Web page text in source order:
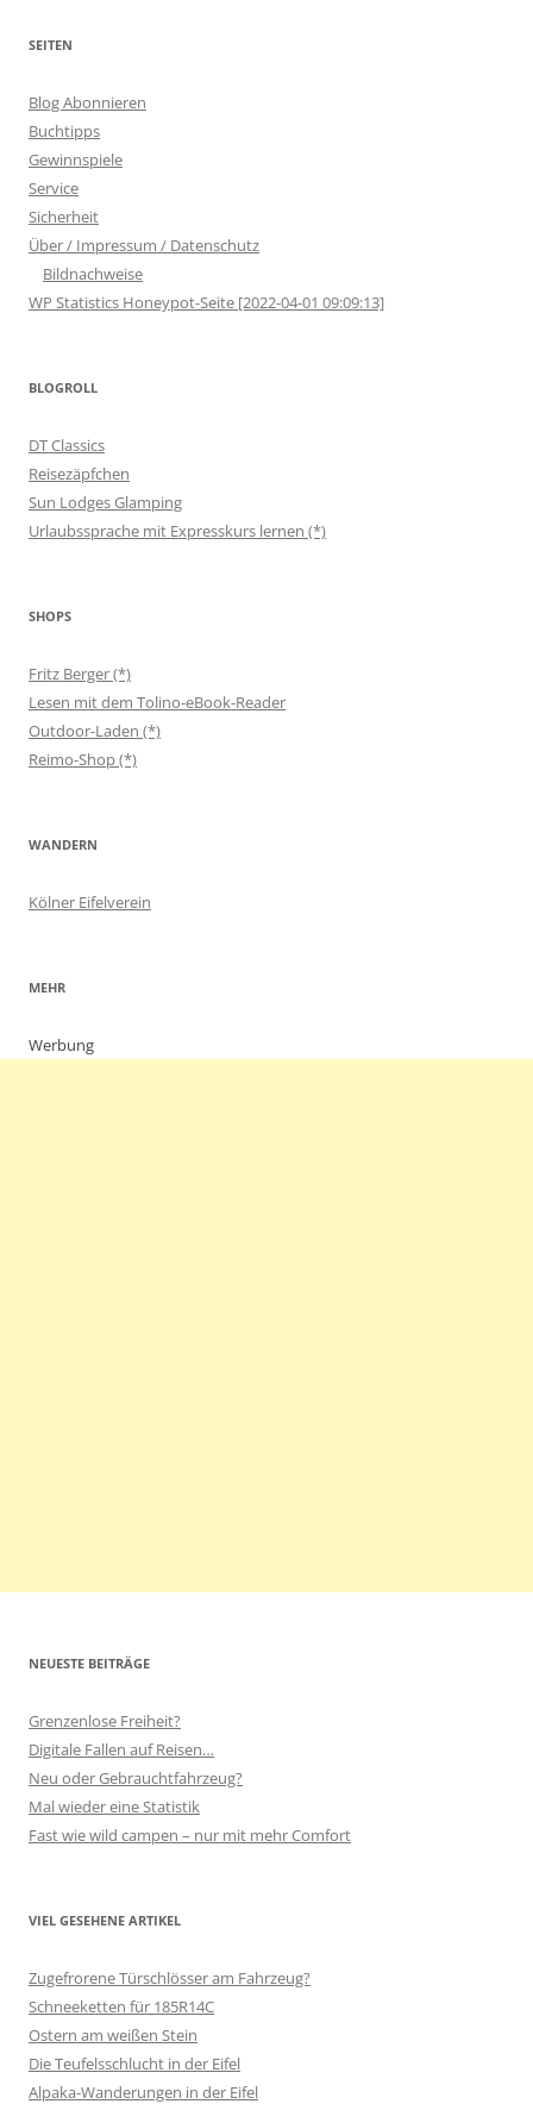
SEITEN
Blog Abonnieren
Buchtipps
Gewinnspiele
Service
Sicherheit
Über / Impressum / Datenschutz
Bildnachweise
WP Statistics Honeypot-Seite [2022-04-01 09:09:13]
BLOGROLL
DT Classics
Reisezäpfchen
Sun Lodges Glamping
Urlaubssprache mit Expresskurs lernen (*)
SHOPS
Fritz Berger (*)
Lesen mit dem Tolino-eBook-Reader
Outdoor-Laden (*)
Reimo-Shop (*)
WANDERN
Kölner Eifelverein
MEHR
Werbung
NEUESTE BEITRÄGE
Grenzenlose Freiheit?
Digitale Fallen auf Reisen…
Neu oder Gebrauchtfahrzeug?
Mal wieder eine Statistik
Fast wie wild campen – nur mit mehr Comfort
VIEL GESEHENE ARTIKEL
Zugefrorene Türschlösser am Fahrzeug?
Schneeketten für 185R14C
Ostern am weißen Stein
Die Teufelsschlucht in der Eifel
Alpaka-Wanderungen in der Eifel